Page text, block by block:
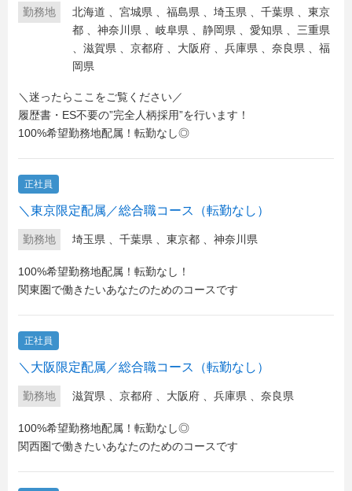
勤務地 北海道 宮城県 福島県 埼玉県 千葉県
東京
都
神奈川県 岐阜県 静岡県 愛知県
三重県
滋賀県 京都府 大阪府 兵庫県 奈良県
福
岡県
＼迷ったらここをご覧ください／
履歴書・ES不要の”完全人柄採用”を行います！
100%希望勤務地配属！転勤なし◎
正社員
＼東京限定配属／総合職コース（転勤なし）
勤務地 埼玉県 千葉県 東京都 神奈川県
100%希望勤務地配属！転勤なし！
関東圏で働きたいあなたのためのコースです
正社員
＼大阪限定配属／総合職コース（転勤なし）
勤務地 滋賀県 京都府 大阪府 兵庫県 奈良県
100%希望勤務地配属！転勤なし◎
関西圏で働きたいあなたのためのコースです